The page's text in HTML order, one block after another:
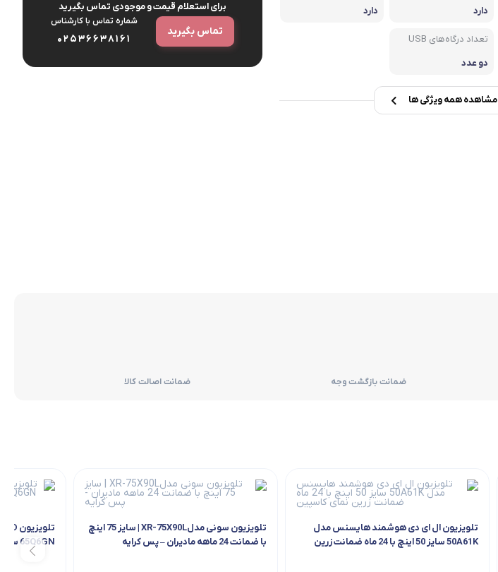
دارد
دارد
تعداد درگاه‌های USB
دو عدد
مشاهده همه ویژگی ها
برای استعلام قیمت و موجودی تماس بگیرید
تماس بگیرید
شماره‌ تماس‌ با‌ کارشناس
02536638161
ضمانت بازگشت وجه ضمانت اصالت کالا
تلویزیون ال ای دی هوشمند هایسنس مدل
50A61K سایز 50 اینچ با 24 ماه ضمانت زرین
تلویزیون سونی مدلXR-75X90L | سایز 75 اینچ
با ضمانت 24 ماهه مادیران – پس کرایه
نمای کاسپین